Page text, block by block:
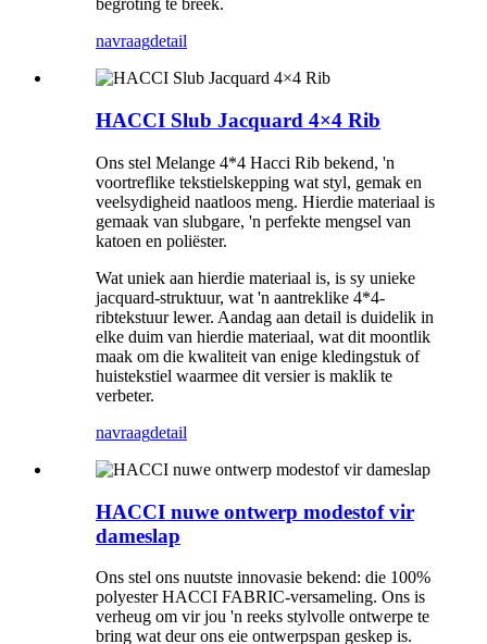
begroting te breek.
navraagdetail
HACCI Slub Jacquard 4×4 Rib
Ons stel Melange 4*4 Hacci Rib bekend, 'n
voortreflike tekstielskepping wat styl, gemak en
veelsydigheid naatloos meng. Hierdie materiaal is
gemaak van slubgare, 'n perfekte mengsel van
katoen en poliëster.
Wat uniek aan hierdie materiaal is, is sy unieke
jacquard-struktuur, wat 'n aantreklike 4*4-
ribtekstuur lewer. Aandag aan detail is duidelik in
elke duim van hierdie materiaal, wat dit moontlik
maak om die kwaliteit van enige kledingstuk of
huistekstiel waarmee dit versier is maklik te
verbeter.
navraagdetail
HACCI nuwe ontwerp modestof vir
dameslap
Ons stel ons nuutste innovasie bekend: die 100%
polyester HACCI FABRIC-versameling. Ons is
verheug om vir jou 'n reeks stylvolle ontwerpe te
bring wat deur ons eie ontwerpspan geskep is.